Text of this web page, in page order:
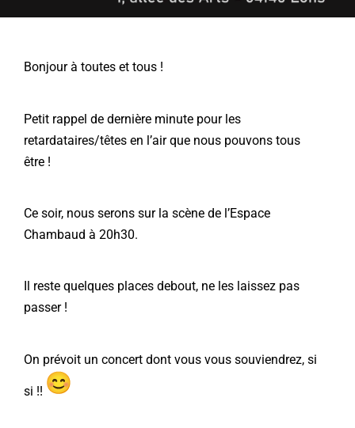
Bonjour à toutes et tous !
Petit rappel de dernière minute pour les
retardataires/têtes en l’air que nous pouvons tous
être !
Ce soir, nous serons sur la scène de l’Espace
Chambaud à 20h30.
Il reste quelques places debout, ne les laissez pas
passer !
On prévoit un concert dont vous vous souviendrez, si
si !!